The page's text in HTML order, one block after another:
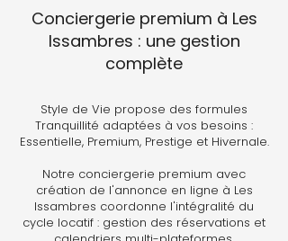
Conciergerie premium à Les
Issambres : une gestion
complète
Style de Vie propose des formules
Tranquillité adaptées à vos besoins :
Essentielle, Premium, Prestige et Hivernale.
Notre conciergerie premium avec
création de l'annonce en ligne à Les
Issambres coordonne l'intégralité du
cycle locatif : gestion des réservations et